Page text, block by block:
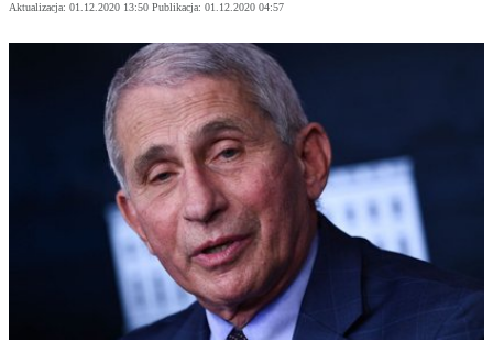
Aktualizacja: 01.12.2020 13:50 Publikacja: 01.12.2020 04:57